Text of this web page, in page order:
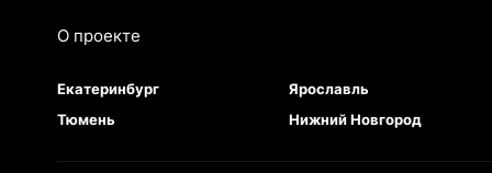
О проекте
Екатеринбург
Тюмень
Ярославль
Нижний Новгород